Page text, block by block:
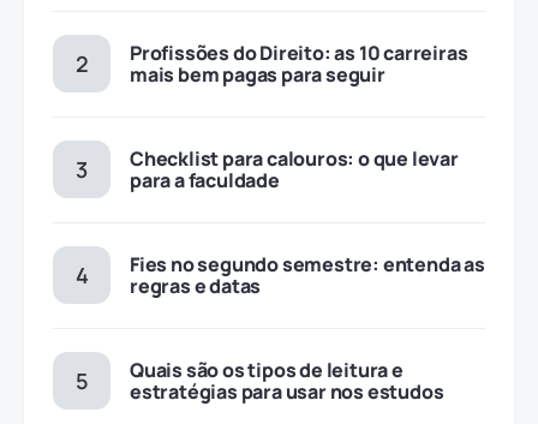
Profissões do Direito: as 10 carreiras
mais bem pagas para seguir
Checklist para calouros: o que levar
para a faculdade
Fies no segundo semestre: entenda as
regras e datas
Quais são os tipos de leitura e
estratégias para usar nos estudos